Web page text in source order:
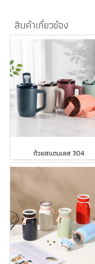
สินค้าเกี่ยวข้อง
ถ้วยสแตนเลส 304